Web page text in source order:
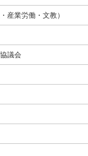
産業労働・文教）
議会